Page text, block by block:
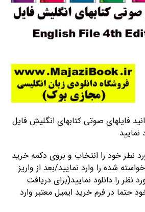
فایلهای صوتی کتابهای انگلیش فایل
نمایید
نطر خود را انتخاب و بروی دکمه خرید
شده را وارد نمایید/بعد از واریز
نظر را دانلود نمایید(برای دریافت
حتما در فرم خرید ایمیل معتبر وارد